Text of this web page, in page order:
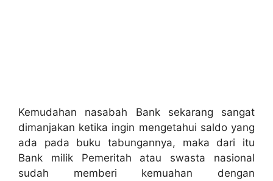
Kemudahan nasabah Bank sekarang sangat
dimanjakan ketika ingin mengetahui saldo yang
ada pada buku tabungannya, maka dari itu
Bank milik Pemeritah atau swasta nasional
sudah memberi kemuahan dengan